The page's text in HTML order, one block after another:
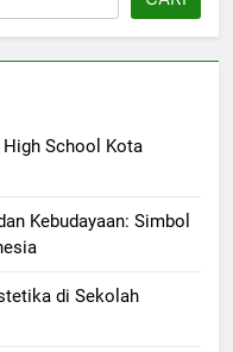
School Kota
Kebudayaan: Simbol
di Sekolah